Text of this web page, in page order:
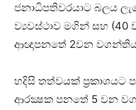
ජනාධිපතිවරයාට බලය
ව්‍යවස්ථාව මගින් සහ
ආඥාපනතේ 2වන
හදිසි තත්වයක් ප්‍රකාශයට
ආරක්‍ෂක පනතේ 5 වන